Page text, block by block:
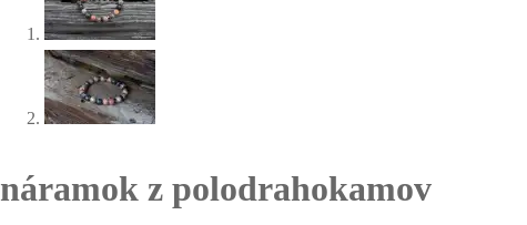
náramok z polodrahokamov